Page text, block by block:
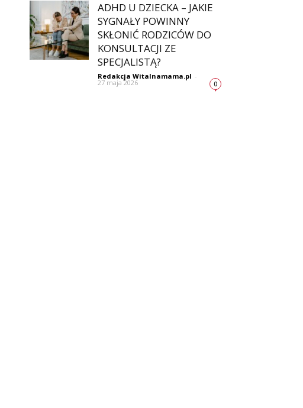
ADHD U DZIECKA – JAKIE
SYGNAŁY POWINNY
SKŁONIĆ RODZICÓW DO
KONSULTACJI ZE
SPECJALISTĄ?
Redakcja Witalnamama.pl -
27 maja 2026 0